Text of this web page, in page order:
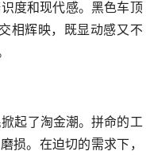
度和现代感。黑色车顶
相辉映，既显动感又不
起了淘金潮。拼命的工
损。在迫切的需求下，